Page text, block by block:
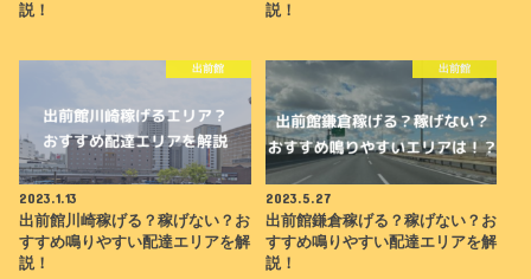
説！
説！
出前館
2023.1.13
出前館川崎稼げる？稼げない？お
すすめ鳴りやすい配達エリアを解
説！
出前館
2023.5.27
出前館鎌倉稼げる？稼げない？お
すすめ鳴りやすい配達エリアを解
説！